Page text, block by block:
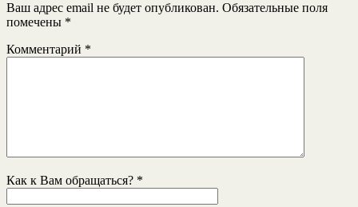
Ваш адрес email не будет опубликован. Обязательные поля
помечены *
Комментарий *
Как к Вам обращаться? *